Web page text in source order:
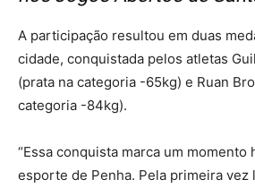
A participação resultou em duas
cidade, conquistada pelos atletas
(prata na categoria -65kg) e Ruan
categoria -84kg).
“Essa conquista marca um momento
esporte de Penha. Pela primeira vez